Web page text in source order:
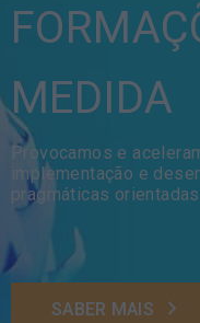
MEDIDA
Provocamos e
implementação e
pragmáticas
SABER MAIS